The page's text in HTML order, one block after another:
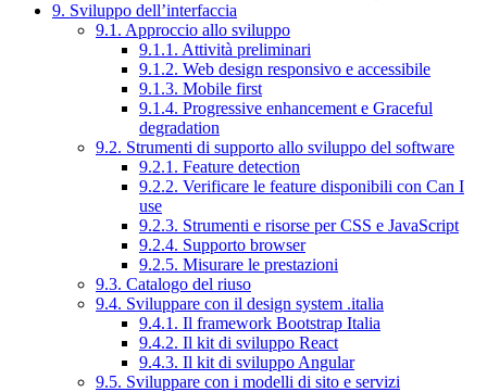
9. Sviluppo dell’interfaccia
9.1. Approccio allo sviluppo
9.1.1. Attività preliminari
9.1.2. Web design responsivo e accessibile
9.1.3. Mobile first
9.1.4. Progressive enhancement e Graceful
degradation
9.2. Strumenti di supporto allo sviluppo del software
9.2.1. Feature detection
9.2.2. Verificare le feature disponibili con Can I
use
9.2.3. Strumenti e risorse per CSS e JavaScript
9.2.4. Supporto browser
9.2.5. Misurare le prestazioni
9.3. Catalogo del riuso
9.4. Sviluppare con il design system .italia
9.4.1. Il framework Bootstrap Italia
9.4.2. Il kit di sviluppo React
9.4.3. Il kit di sviluppo Angular
9.5. Sviluppare con i modelli di sito e servizi